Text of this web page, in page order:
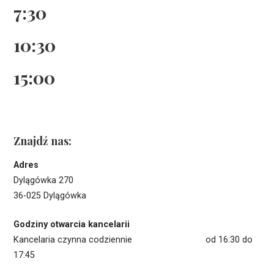
7:30
10:30
15:00
Znajdź nas:
Adres
Dylągówka 270
36-025 Dylągówka
Godziny otwarcia kancelarii
Kancelaria czynna codziennie od 16:30 do
17:45